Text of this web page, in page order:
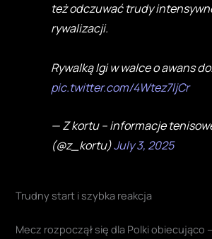
też odczuwać trudy
rywalizacji.
Rywalką Igi w walce o awans
pic.twitter.com/4Wtez7ljCr
— Z kortu – informacje
(@z_kortu)July 3, 2025
Trudny start i szybka reakcja
Mecz rozpoczął się dla Polki obiecująco